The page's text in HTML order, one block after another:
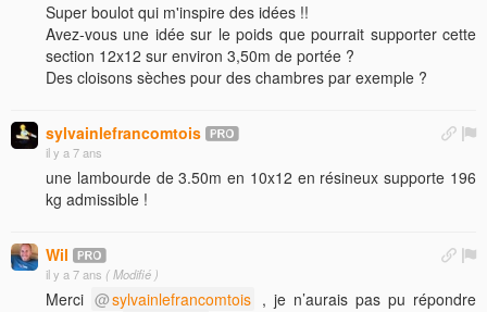
Super boulot qui m'inspire des idées !!
Avez-vous une idée sur le poids que pourrait supporter cette
section 12x12 sur environ 3,50m de portée ?
Des cloisons sèches pour des chambres par exemple ?
sylvainlefrancomtois
il y a 7 ans
une lambourde de 3.50m en 10x12 en résineux supporte 196
kg admissible !
Wil
il y a 7 ans ( Modifié )
Merci sylvainlefrancomtois , je n’aurais pas pu répondre